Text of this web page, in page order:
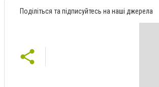
Поділіться та підписуйтесь на наші джерела